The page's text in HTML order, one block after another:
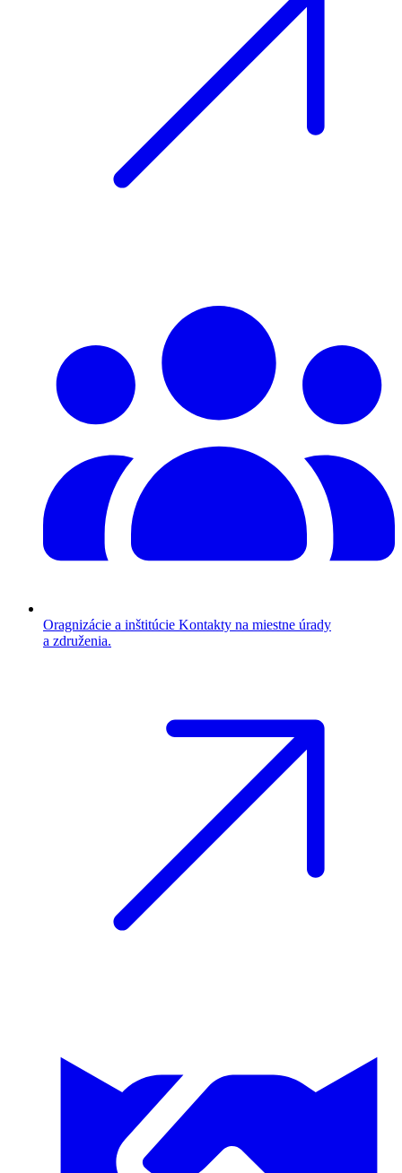
Oragnizácie a inštitúcie Kontakty na miestne úrady
a združenia.